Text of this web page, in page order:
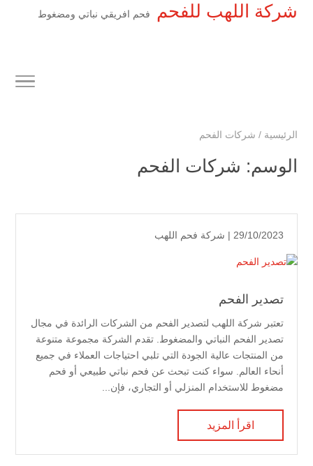
شركة اللهب للفحم فحم افريقي نباتي ومضغوط
الرئيسية / شركات الفحم
الوسم: شركات الفحم
29/10/2023 | شركة فحم اللهب
تصدير الفحم
تعتبر شركة اللهب لتصدير الفحم من الشركات الرائدة في مجال
تصدير الفحم النباتي والمضغوط. تقدم الشركة مجموعة متنوعة
من المنتجات عالية الجودة التي تلبي احتياجات العملاء في جميع
أنحاء العالم. سواء كنت تبحث عن فحم نباتي طبيعي أو فحم
مضغوط للاستخدام المنزلي أو التجاري، فإن...
اقرأ المزيد